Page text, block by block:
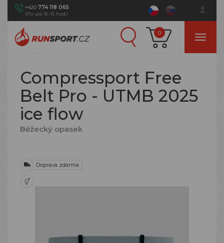
+420 774 118 065
(Po–pá: 8–15 hod.)
0
Compressport Free
Belt Pro - UTMB 2025
ice flow
Běžecký opasek
Doprava zdarma